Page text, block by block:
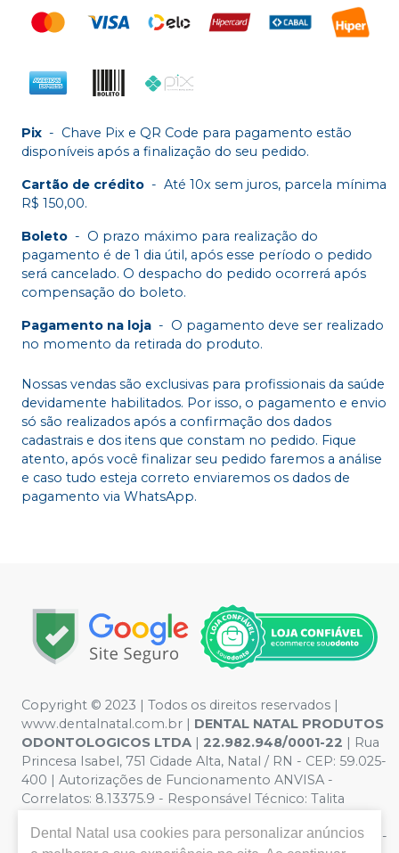
Pix - Chave Pix e QR Code para pagamento estão
disponíveis após a finalização do seu pedido.
Cartão de crédito - Até 10x sem juros, parcela mínima
R$ 150,00.
Boleto - O prazo máximo para realização do
pagamento é de 1 dia útil, após esse período o pedido
será cancelado. O despacho do pedido ocorrerá após
compensação do boleto.
Pagamento na loja - O pagamento deve ser realizado
no momento da retirada do produto.
Nossas vendas são exclusivas para profissionais da saúde
devidamente habilitados. Por isso, o pagamento e envio
só são realizados após a confirmação dos dados
cadastrais e dos itens que constam no pedido. Fique
atento, após você finalizar seu pedido faremos a análise
e caso tudo esteja correto enviaremos os dados de
pagamento via WhatsApp.
Copyright © 2023 | Todos os direitos reservados |
www.dentalnatal.com.br | DENTAL NATAL PRODUTOS
ODONTOLOGICOS LTDA | 22.982.948/0001-22 | Rua
Princesa Isabel, 751 Cidade Alta, Natal / RN - CEP: 59.025-
400 | Autorizações de Funcionamento ANVISA -
Correlatos: 8.13375.9 - Responsável Técnico: Talita
Privacidade e Segurança - Fotos meramente ilustrativas -
Dental Natal usa cookies para personalizar anúncios